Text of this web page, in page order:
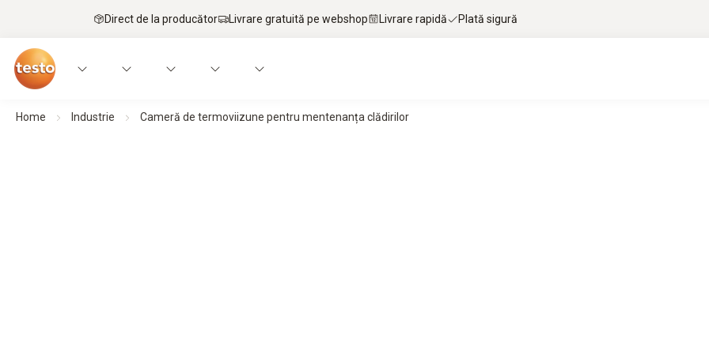
Direct de la producător Livrare gratuită pe webshop Livrare rapidă Plată sigură
Home Industrie Cameră de termoviizune pentru mentenanța clădirilor